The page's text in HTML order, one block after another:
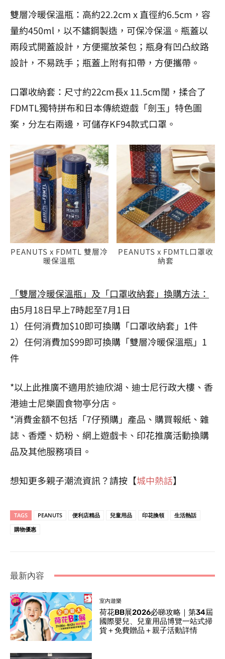
雙層冷暖保溫瓶：高約22.2cm x 直徑約6.5cm，容
量約450ml，以不鏽鋼製造，可保冷保溫。瓶蓋以
兩段式開蓋設計，方便擺放茶包；瓶身有凹凸紋路
設計，不易跣手；瓶蓋上附有扣帶，方便攜帶。
口罩收納套：尺寸約22cm長x 11.5cm闊，揉合了
FDMTL獨特拼布和日本傳統遊戲「劍玉」特色圖
案，分左右兩邊，可儲存KF94款式口罩。
PEANUTS x FDMTL 雙層冷
暖保溫瓶
PEANUTS x FDMTL口罩收
納套
「雙層冷暖保溫瓶」及「口罩收納套」換購方法：
由5月18日早上7時起至7月1日
1）任何消費加$10即可換購「口罩收納套」1件
2）任何消費加$99即可換購「雙層冷暖保溫瓶」1
件
*以上此推廣不適用於迪欣湖、迪士尼行政大樓、香
港迪士尼樂園食物亭分店。
*消費金額不包括「7仔預購」產品、購買報紙、雜
誌、香煙、奶粉、網上遊戲卡、印花推廣活動換購
品及其他服務項目。
想知更多親子潮流資訊？請按【城中熱話】
TAGS PEANUTS 便利店精品 兒童用品 印花換領
生活熱話
購物優惠
最新內容
室內遊樂
荷花BB展2026必睇攻略｜第34屆
國際嬰兒、兒童用品博覽一站式掃
貨＋免費贈品＋親子活動詳情